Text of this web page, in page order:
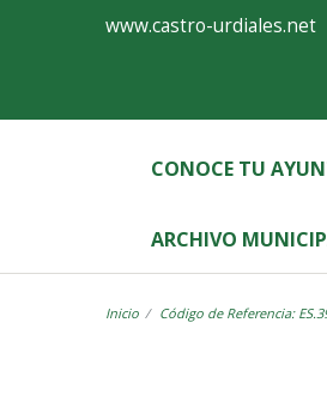
Castro-
Urdiales
www.castro-urdiales.net
CONOCE TU
ARCHIVO
Inicio Código de Referencia: